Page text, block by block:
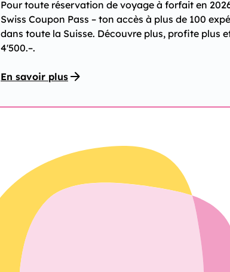
Pour toute réservation de voyage à forfait en
Swiss Coupon Pass – ton accès à plus de 100
dans toute la Suisse. Découvre plus, profite plus
4'500.–.
En savoir plus